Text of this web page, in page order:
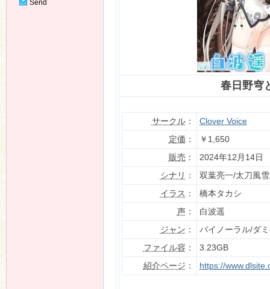
Send
春日野穹
サークル：
Clover Voice
定価 ：
￥1,650
販売 ：
2024年12月14日
シナリ ：
双葉亮一/太刀風
イラス ：
橋本タカシ
声：
白波遥
ジャン ：
バイノーラル/ダ
ファイル容 ：
3.23GB
紹介ページ ： https://